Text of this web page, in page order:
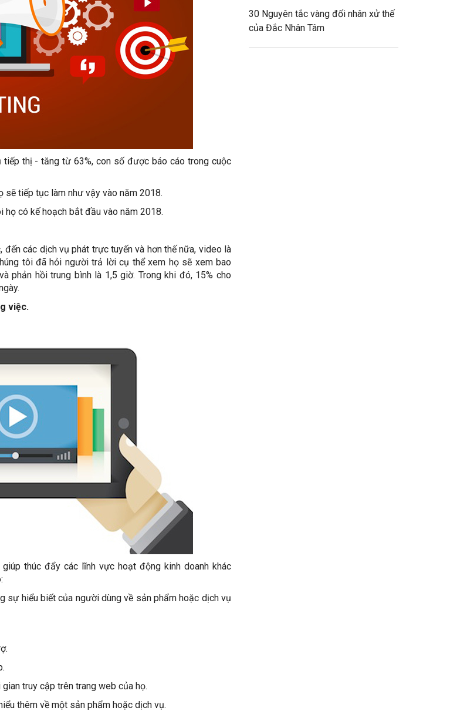
thị - tăng từ 63%, con số được báo cáo trong cuộc
tiếp tục làm như vậy vào năm 2018.
có kế hoạch bắt đầu vào năm 2018.
các dịch vụ phát trực tuyến và hơn thế nữa, video là
tôi đã hỏi người trả lời cụ thể xem họ sẽ xem bao
phản hồi trung bình là 1,5 giờ. Trong khi đó, 15% cho
việc.
thúc đẩy các lĩnh vực hoạt động kinh doanh khác
sự hiểu biết của người dùng về sản phẩm hoặc dịch vụ
truy cập trên trang web của họ.
thêm về một sản phẩm hoặc dịch vụ.
30 Nguyên tắc vàng đối nhân xử thế
của Đắc Nhân Tâm